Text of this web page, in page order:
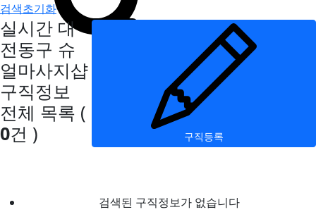
검색초기화
실시간 대
전동구 슈
얼마사지샵
구직정보
전체 목록 (
0건 ) 구직등록
검색된 구직정보가 없습니다